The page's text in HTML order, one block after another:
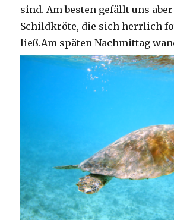
sind. Am besten gefällt uns
Schildkröte, die sich herrlich
ließ.Am späten Nachmittag